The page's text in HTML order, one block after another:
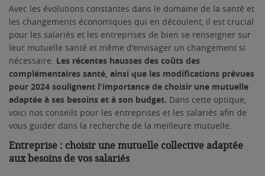
Avec les évolutions constantes dans le domaine de la santé et
les changements économiques qui en découlent, il est crucial
pour les salariés et les entreprises de bien se renseigner sur
leur mutuelle santé et même d'envisager un changement si
nécessaire. Les récentes hausses des coûts des
complémentaires santé, ainsi que les modifications prévues
pour 2024 soulignent l'importance de choisir une mutuelle
adaptée à ses besoins et à son budget. Dans cette optique,
voici nos conseils pour les entreprises et les salariés afin de
vous guider dans la recherche de la meilleure mutuelle.
Entreprise : choisir une mutuelle collective adaptée
aux besoins de vos salariés